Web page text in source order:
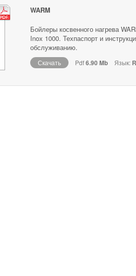
WARM
Бойлеры косвенного нагрева
Inox 1000. Техпаспорт и
обслуживанию.
Скачать Pdf6.90 Mb Язык: